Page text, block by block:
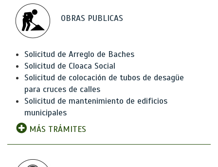
OBRAS PUBLICAS
Solicitud de Arreglo de Baches
Solicitud de Cloaca Social
Solicitud de colocación de tubos de desagüe
para cruces de calles
Solicitud de mantenimiento de edificios
municipales
MÁS TRÁMITES